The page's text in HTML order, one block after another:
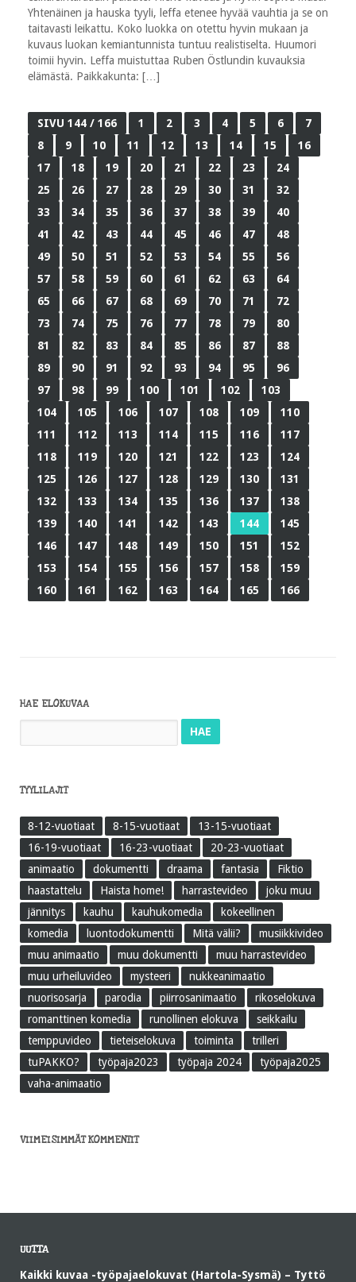
Yhtenäinen ja hauska tyyli, leffa etenee hyvää vauhtia ja se on
taitavasti leikattu. Koko luokka on otettu hyvin mukaan ja
kuvaus luokan kemiantunnista tuntuu realistiselta. Huumori
toimii hyvin. Leffa muistuttaa Ruben Östlundin kuvauksia
elämästä. Paikkakunta: […]
SIVU 144 / 166 1 2 3 4 5 6
7
8
9 10 11 12 13 14 15
16
17
18 19 20 21 22 23
24
25
26 27 28 29 30 31
32
33
34 35 36 37 38 39
40
41
42 43 44 45 46 47
48
49
50 51 52 53 54 55
56
57
58 59 60 61 62 63
64
65
66 67 68 69 70 71
72
73
74 75 76 77 78 79
80
81
82 83 84 85 86 87
88
89
90 91 92 93 94 95
96
97
98 99 100 101 102
103
104
105 106 107 108 109
110
111
112 113 114 115 116
117
118
119 120 121 122 123
124
125
126 127 128 129 130
131
132
133 134 135 136 137
138
139
140 141 142 143 144
145
146
147 148 149 150 151
152
153
154 155 156 157 158
159
160
161 162 163 164 165 166
HAE ELOKUVAA
TYYLILAJIT
8-12-vuotiaat 8-15-vuotiaat
13-15-vuotiaat
16-19-vuotiaat
16-23-vuotiaat
20-23-vuotiaat
animaatio
dokumentti draama fantasia
Fiktio
haastattelu
Haista home! harrastevideo
joku muu
jännitys
kauhu kauhukomedia
kokeellinen
komedia
luontodokumentti Mitä välii?
musiikkivideo
muu animaatio
muu dokumentti
muu harrastevideo
muu urheiluvideo
mysteeri
nukkeanimaatio
nuorisosarja
parodia piirrosanimaatio
rikoselokuva
romanttinen komedia
runollinen elokuva
seikkailu
temppuvideo
tieteiselokuva toiminta
trilleri
tuPAKKO?
työpaja2023 työpaja 2024
työpaja2025
vaha-animaatio
VIIMEISIMMÄT KOMMENTIT
UUTTA
Kaikki kuvaa -työpajaelokuvat (Hartola-Sysmä) – Tyttö